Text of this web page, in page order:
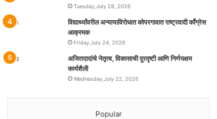
Tuesday,July 28, 2026
विद्यार्थ्यांवरील अन्यायाविरोधात कोपरगावात राष्ट्रवादी काँग्रेस
आक्रमक
Friday,July 24, 2026
अजितदादांचे नेतृत्व, विकासाची दूरदृष्टी आणि निर्णयक्षम
कार्यशैली
Wednesday,July 22, 2026
Popular